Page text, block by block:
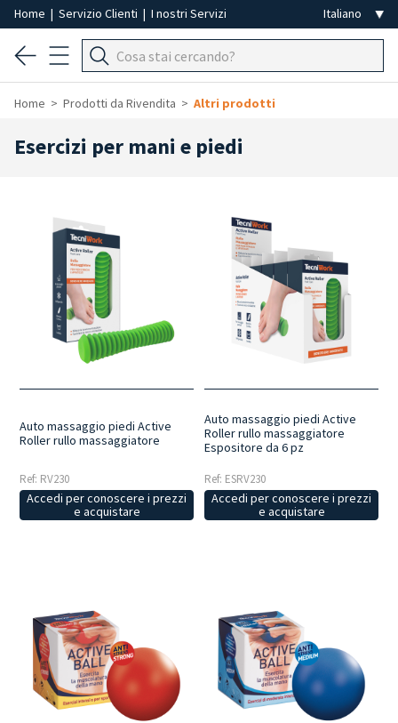
Home | Servizio Clienti | I nostri Servizi
Home Prodotti da Rivendita Altri prodotti
Esercizi per mani e piedi
Auto massaggio piedi Active
Roller rullo massaggiatore
Ref: RV230
Accedi per conoscere i prezzi
e acquistare
Auto massaggio piedi Active
Roller rullo massaggiatore
Espositore da 6 pz
Ref: ESRV230
Accedi per conoscere i prezzi
e acquistare